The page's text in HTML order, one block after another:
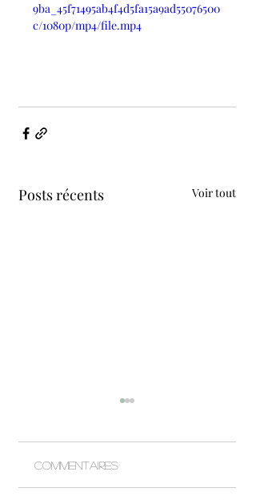
9ba_45f71495ab4f4d5fa15a9ad55076500
c/1080p/mp4/file.mp4
Posts récents Voir tout
MAYLIS
Commentaires